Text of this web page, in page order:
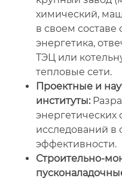
химический,
в своем составе
энергетика,
ТЭЦ или
тепловые сети.
Проектные и
институты:
энергетических
исследований в
эффективности.
Строительно-